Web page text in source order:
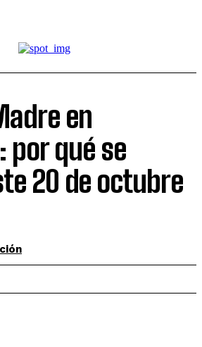
en
por qué se
20 de octubre